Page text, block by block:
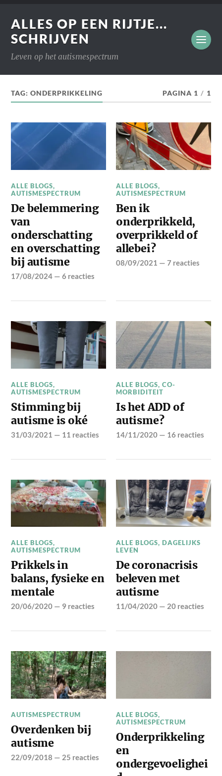
ALLES OP EEN RIJTJE...
SCHRIJVEN
Leven op het autismespectrum
TAG:ONDERPRIKKELING PAGINA 1 / 1
ALLE BLOGS,
AUTISMESPECTRUM
De belemmering
van
onderschatting
en overschatting
bij autisme
17/08/2024 —6 reacties
ALLE BLOGS,
AUTISMESPECTRUM
Ben ik
onderprikkeld,
overprikkeld of
allebei?
08/09/2021 —7 reacties
ALLE BLOGS,
AUTISMESPECTRUM
Stimming bij
autisme is oké
31/03/2021 — 11 reacties
ALLE BLOGS,CO-
MORBIDITEIT
Is het ADD of
autisme?
14/11/2020 — 16 reacties
ALLE BLOGS,
AUTISMESPECTRUM
Prikkels in
balans, fysieke en
mentale
20/06/2020 — 9 reacties
ALLE BLOGS,DAGELIJKS
LEVEN
De coronacrisis
beleven met
autisme
11/04/2020 — 20 reacties
AUTISMESPECTRUM
Overdenken bij
autisme
22/09/2018 — 25 reacties
ALLE BLOGS,
AUTISMESPECTRUM
Onderprikkeling
en
ondergevoelighei